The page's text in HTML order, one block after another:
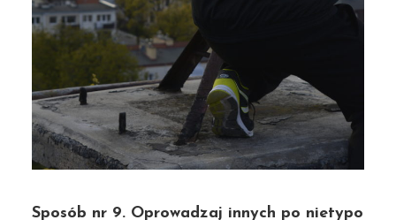
Sposób nr 9. Oprowadzaj innych po nietypo